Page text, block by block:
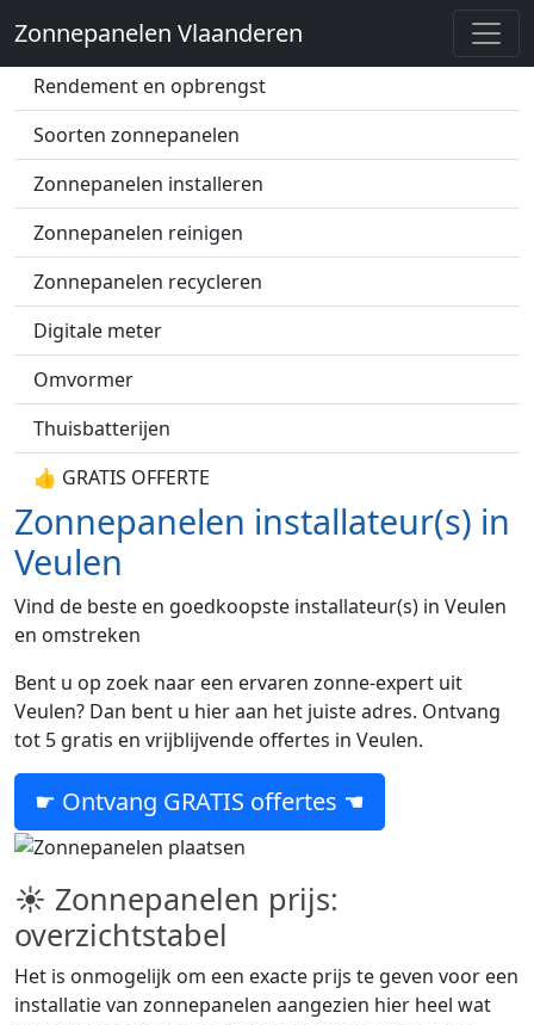
Zonnepanelen Vlaanderen
Zonnepanelen prijs
Rendement en opbrengst
Soorten zonnepanelen
Zonnepanelen installeren
Zonnepanelen reinigen
Zonnepanelen recycleren
Digitale meter
Omvormer
Thuisbatterijen
👍 GRATIS OFFERTE
Zonnepanelen installateur(s) in
Veulen
Vind de beste en goedkoopste installateur(s) in Veulen
en omstreken
Bent u op zoek naar een ervaren zonne-expert uit
Veulen? Dan bent u hier aan het juiste adres. Ontvang
tot 5 gratis en vrijblijvende offertes in Veulen.
☛ Ontvang GRATIS offertes ☚
☀ Zonnepanelen prijs:
overzichtstabel
Het is onmogelijk om een exacte prijs te geven voor een
installatie van zonnepanelen aangezien hier heel wat